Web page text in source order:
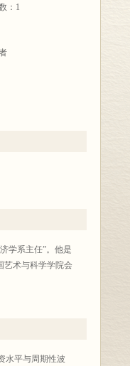
：1
学系主任”。他是
艺术与科学学院会
水平与周期性波